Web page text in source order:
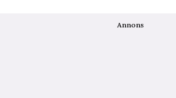
Annons